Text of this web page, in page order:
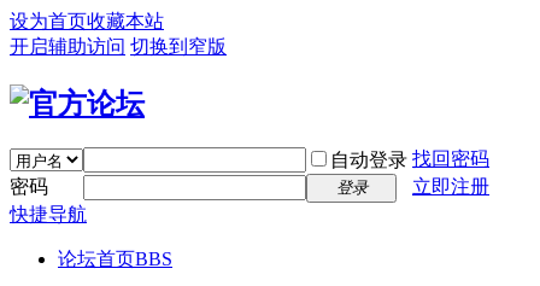
设为首页收藏本站
开启辅助访问 切换到窄版
自动登录 找回密码
密码
登录
立即注册
快捷导航
论坛首页BBS